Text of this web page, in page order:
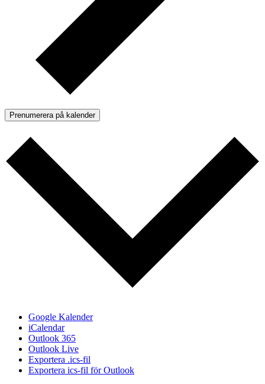
Prenumerera på kalender
Google Kalender
iCalendar
Outlook 365
Outlook Live
Exportera .ics-fil
Exportera ics-fil för Outlook